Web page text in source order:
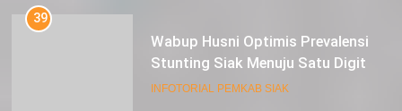
39
Wabup Husni Optimis Prevalensi
Stunting Siak Menuju Satu Digit
INFOTORIAL PEMKAB SIAK